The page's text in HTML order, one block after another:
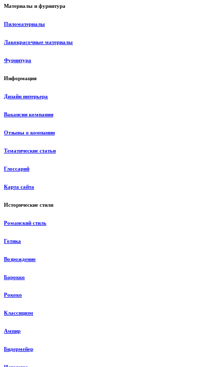
Материалы и фурнитура
Пиломатериалы
Лакокрасочные материалы
Фурнитура
Информация
Дизайн интерьера
Вакансии компании
Отзывы о компании
Тематические статьи
Глоссарий
Карта сайта
Исторические стили
Романский стиль
Готика
Возрождение
Барокко
Рококо
Классицизм
Ампир
Бидермейер